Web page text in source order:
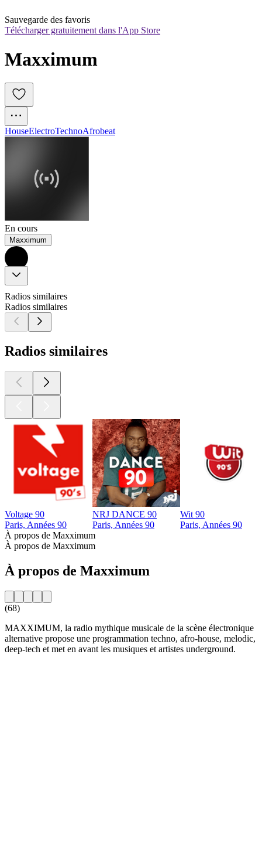
Sauvegarde des favoris
Télécharger gratuitement dans l'App Store
Maxximum
HouseElectroTechnoAfrobeat
En cours
Maxximum
Radios similaires
Radios similaires
Radios similaires
Voltage 90
Paris, Années 90
NRJ DANCE 90
Paris, Années 90
Wit 90
Paris, Années 90
À propos de Maxximum
À propos de Maxximum
À propos de Maxximum
(68)
MAXXIMUM, la radio mythique musicale de la scène électronique
alternative propose une programmation techno, afro-house, melodic,
deep-tech et met en avant les musiques et artistes underground.